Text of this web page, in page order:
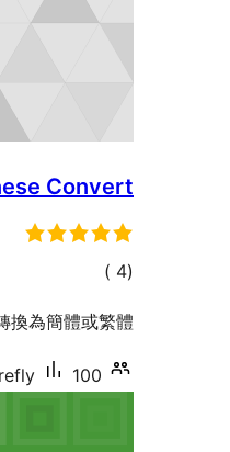
Convert
(4
إجمالي)
換為簡體或繁體
100+ تنصيب نشط